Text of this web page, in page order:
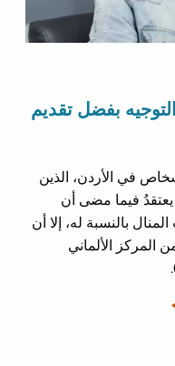
بفضل تقديم
في الأردن، الذين
يعتقدُ فيما مضى أن
بالنسبة له، إلا أن
الألماني